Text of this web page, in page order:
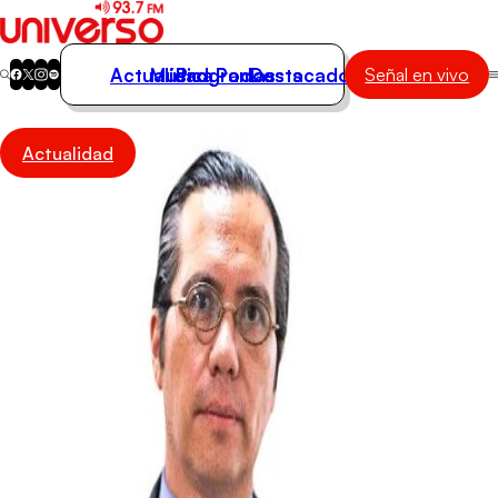
Actualidad
Música
Actualidad
Música
Programas
Podcasts
Destacados Señal en vivo
Actualidad